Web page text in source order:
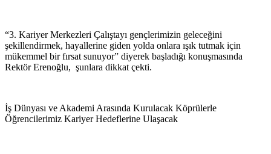
“3. Kariyer Merkezleri Çalıştayı gençlerimizin geleceğini
şekillendirmek, hayallerine giden yolda onlara ışık tutmak için
mükemmel bir fırsat sunuyor” diyerek başladığı konuşmasında
Rektör Erenoğlu, şunlara dikkat çekti.
İş Dünyası ve Akademi Arasında Kurulacak Köprülerle
Öğrencilerimiz Kariyer Hedeflerine Ulaşacak